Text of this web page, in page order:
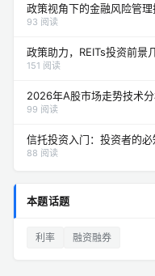
政策视角下的金融风险管
93 阅读
政策助力，REITs投资前景
151 阅读
2026年A股市场走势技术
99 阅读
信托投资入门：投资者的必
88 阅读
本题话题
利率 融资融券